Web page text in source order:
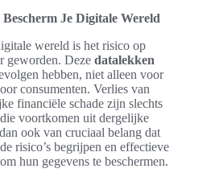
Je Digitale Wereld
wereld is het risico op
geworden. Deze datalekken
hebben, niet alleen voor
consumenten. Verlies van
financiële schade zijn slechts
voortkomen uit dergelijke
ook van cruciaal belang dat
risico’s begrijpen en effectieve
hun gegevens te beschermen.